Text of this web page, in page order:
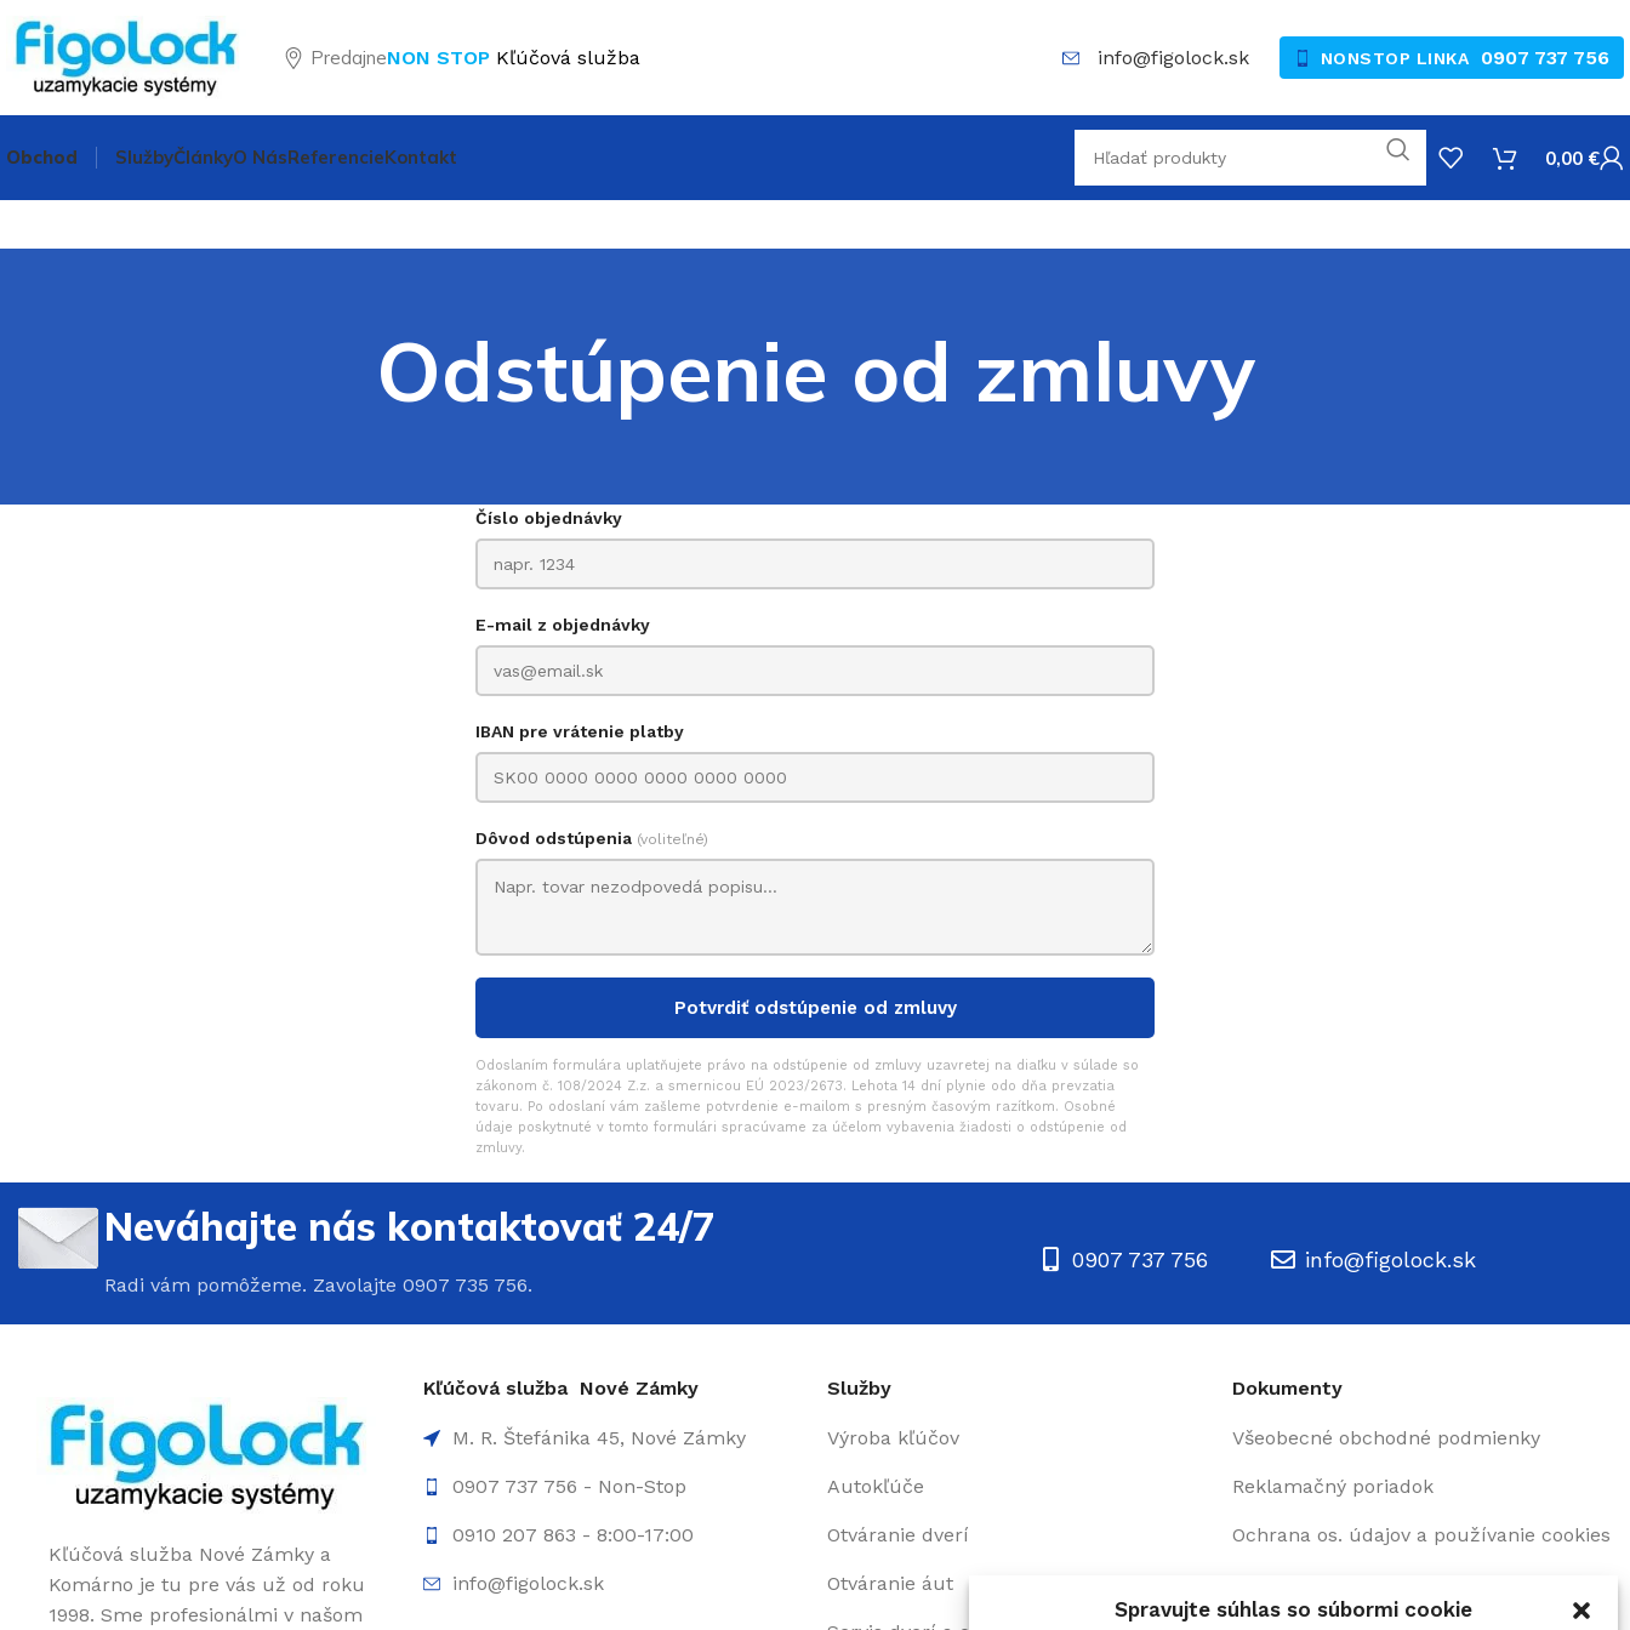
Spravujte súhlas so súbormi cookie
PredajneNON STOP Kľúčová služba info@figolock.sk NONSTOP LINKA 0907 737 756
Obchod SlužbyČlánkyO NásReferencieKontakt 0,00 €
Odstúpenie od zmluvy
Číslo objednávky
E-mail z objednávky
IBAN pre vrátenie platby
Dôvod odstúpenia (voliteľné)
Potvrdiť odstúpenie od zmluvy
Odoslaním formulára uplatňujete právo na odstúpenie od zmluvy uzavretej na diaľku v súlade so
zákonom č. 108/2024 Z.z. a smernicou EÚ 2023/2673. Lehota 14 dní plynie odo dňa prevzatia
tovaru. Po odoslaní vám zašleme potvrdenie e-mailom s presným časovým razítkom. Osobné
údaje poskytnuté v tomto formulári spracúvame za účelom vybavenia žiadosti o odstúpenie od
zmluvy.
Neváhajte nás kontaktovať 24/7
Radi vám pomôžeme. Zavolajte 0907 735 756.
0907 737 756 info@figolock.sk
Kľúčová služba Nové Zámky a
Komárno je tu pre vás už od roku
1998. Sme profesionálmi v našom
Kľúčová služba Nové Zámky
M. R. Štefánika 45, Nové Zámky
0907 737 756 - Non-Stop
0910 207 863 - 8:00-17:00
info@figolock.sk
Služby
Výroba kľúčov
Autokľúče
Otváranie dverí
Otváranie áut
Dokumenty
Všeobecné obchodné podmienky
Reklamačný poriadok
Ochrana os. údajov a používanie cookies